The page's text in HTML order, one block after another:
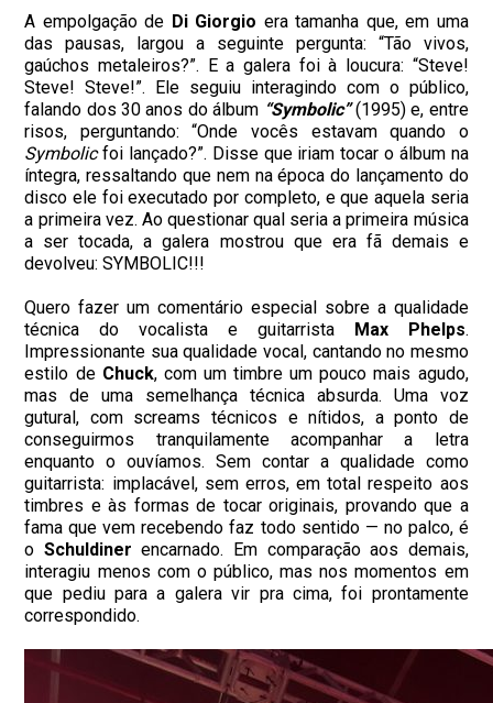
A empolgação de Di Giorgio era tamanha que, em uma
das pausas, largou a seguinte pergunta: “Tão vivos,
gaúchos metaleiros?”. E a galera foi à loucura: “Steve!
Steve! Steve!”. Ele seguiu interagindo com o público,
falando dos 30 anos do álbum “Symbolic”(1995) e, entre
risos, perguntando: “Onde vocês estavam quando o
Symbolicfoi lançado?”. Disse que iriam tocar o álbum na
íntegra, ressaltando que nem na época do lançamento do
disco ele foi executado por completo, e que aquela seria
a primeira vez. Ao questionar qual seria a primeira música
a ser tocada, a galera mostrou que era fã demais e
devolveu: SYMBOLIC!!!
Quero fazer um comentário especial sobre a qualidade
técnica do vocalista e guitarrista Max Phelps.
Impressionante sua qualidade vocal, cantando no mesmo
estilo de Chuck, com um timbre um pouco mais agudo,
mas de uma semelhança técnica absurda. Uma voz
gutural, com screams técnicos e nítidos, a ponto de
conseguirmos tranquilamente acompanhar a letra
enquanto o ouvíamos. Sem contar a qualidade como
guitarrista: implacável, sem erros, em total respeito aos
timbres e às formas de tocar originais, provando que a
fama que vem recebendo faz todo sentido — no palco, é
o Schuldiner encarnado. Em comparação aos demais,
interagiu menos com o público, mas nos momentos em
que pediu para a galera vir pra cima, foi prontamente
correspondido.